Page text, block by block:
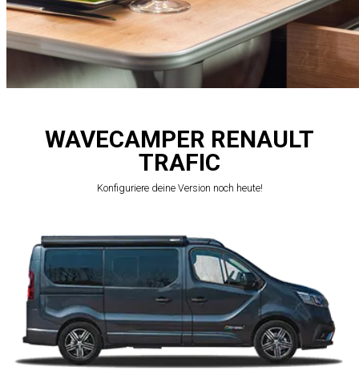
WAVECAMPER RENAULT
TRAFIC
Konfiguriere deine Version noch heute!